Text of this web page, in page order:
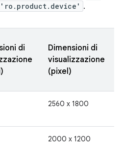
.
di
Dimensioni di
visualizzazione
(pixel)
2560 x 1800
2000 x 1200